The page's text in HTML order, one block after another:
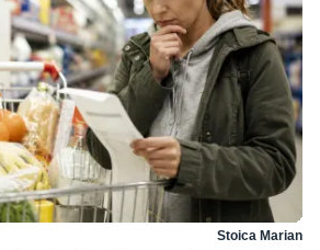
Stoica Marian